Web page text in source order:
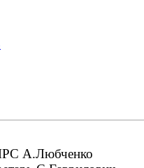
А.Любченко